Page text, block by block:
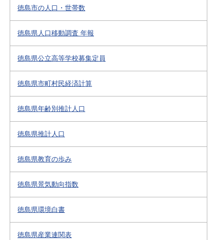
徳島市の人口・世帯数
徳島県人口移動調査 年報
徳島県公立高等学校募集定員
徳島県市町村民経済計算
徳島県年齢別推計人口
徳島県推計人口
徳島県教育の歩み
徳島県景気動向指数
徳島県環境白書
徳島県産業連関表